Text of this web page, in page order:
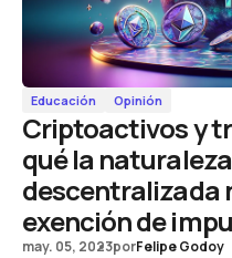
Educación Opinión
Criptoactivos y
qué la naturaleza
descentralizada
exención de
may. 05, 2023porFelipe Godoy